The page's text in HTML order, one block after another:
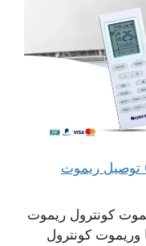
توصيل ريموت للمنزل 66041166 توصيل ريموت
كونترول ريموت
وريموت كونترول